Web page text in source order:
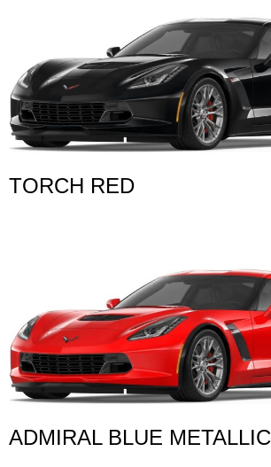
TORCH RED
ADMIRAL BLUE METALLIC